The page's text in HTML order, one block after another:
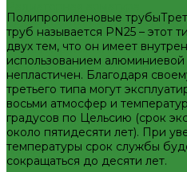
Трубы и фитинги для
Трубы PEX, PE-RT и фитинги
Трубы и фитинги
Пластиковые трубы и
(Россия)
Пластиковые Трубы из ПП FV-
Пластиковые трубы из ПП
Трубы металлопластиковые и
Водорозетка МП
Гильза МП
Кольцо уплотнительное МП
Полипропиленовые
труб называется PN25 – этот
двух тем, что он имеет
использованием алюминиевой
непластичен. Благодаря
третьего типа могут
восьми атмосфер и
градусов по Цельсию (срок
около пятидесяти лет). При
температуры срок службы
сокращаться до десяти лет.